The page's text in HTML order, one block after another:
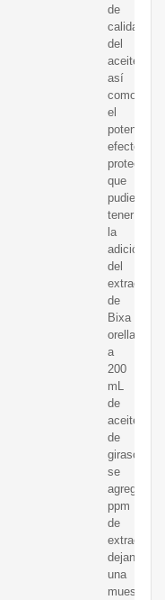
de
calidad
del
aceite,
así
como
el
potencial
efecto
protector
que
pudiera
tener
la
adición
del
extracto
de
Bixa
orellana,
a
200
mL
de
aceite
de
girasol
se
ppm
de
extracto,
dejando
una
muestra